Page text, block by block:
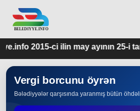
ayının 25-i tarixindən
Vergi borcunu öyrən
Bələdiyyələr qarşısında yaranmış bütün